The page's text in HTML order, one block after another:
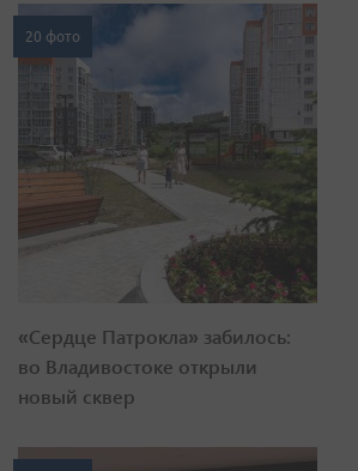
20 фото
«Сердце Патрокла» забилось:
во Владивостоке открыли
новый сквер